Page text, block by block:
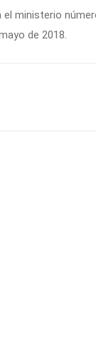
ministerio
de 2018.